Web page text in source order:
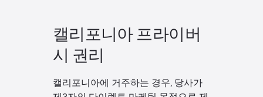
캘리포니아 프라이버
시 권리
캘리포니아에 거주하는 경우, 당사가